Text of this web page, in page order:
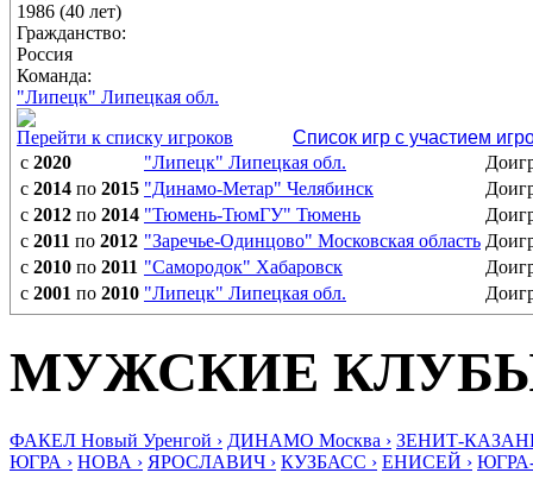
1986 (40 лет)
Гражданство:
Россия
Команда:
"Липецк" Липецкая обл.
Перейти к списку игроков
Список игр с участием
с 2020 "Липецк" Липецкая обл.
с 2014 по 2015 "Динамо-Метар" Челябинск
с 2012 по 2014 "Тюмень-ТюмГУ" Тюмень
с 2011 по 2012 "Заречье-Одинцово" Московская область
с 2010 по 2011 "Самородок" Хабаровск
с 2001 по 2010 "Липецк" Липецкая обл.
МУЖСКИЕ
ФАКЕЛ Новый Уренгой › ДИНАМО Москва › ЗЕНИТ-
ЮГРА › НОВА › ЯРОСЛАВИЧ › КУЗБАСС › ЕНИСЕЙ ›